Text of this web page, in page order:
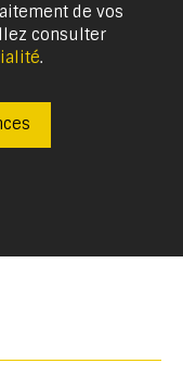
de vos
consulter
.